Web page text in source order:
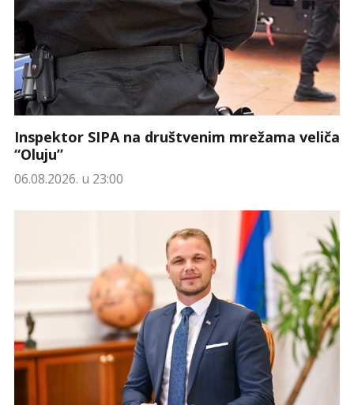
Inspektor SIPA na društvenim mrežama veliča
“Oluju”
06.08.2026. u 23:00